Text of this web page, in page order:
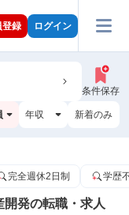
登録 ログイン
条件保存
年収 新着のみ
完全週休2日制 学歴
発の転職・求人